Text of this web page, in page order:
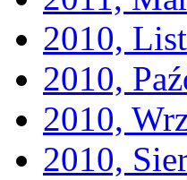
2010,
2010,
2010,
2010,